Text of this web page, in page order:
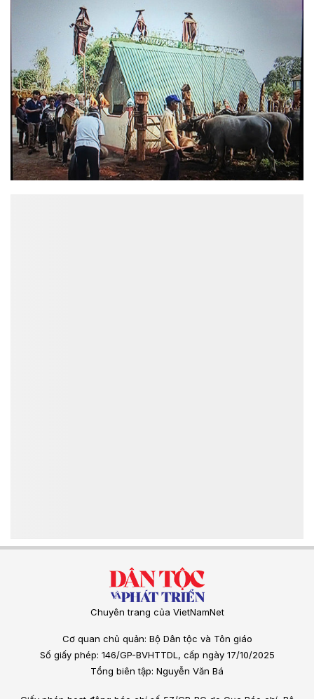
Chuyên trang của VietNamNet
Cơ quan chủ quản: Bộ Dân tộc và Tôn giáo
Số giấy phép: 146/GP-BVHTTDL, cấp ngày 17/10/2025
Tổng biên tập: Nguyễn Văn Bá